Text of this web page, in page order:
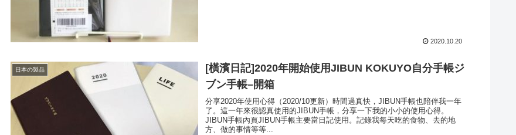
2020.10.20
日本の製品
[橫濱日記]2020年開始使用JIBUN KOKUYO自分手帳ジ
ブン手帳–開箱
分享2020年使用心得（2020/10更新）時間過真快，JIBUN手帳也陪伴我一年
了。這一年來很認真使用的JIBUN手帳，分享一下我的小小的使用心得。
JIBUN手帳內頁JIBUN手帳主要當日記使用。記錄我每天吃的食物、去的地
方、做的事情等等...